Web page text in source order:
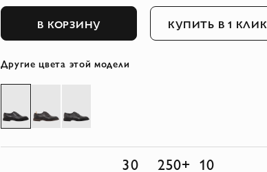
В КОРЗИНУ КУПИТЬ В 1 КЛИК
Другие цвета этой модели
30 250+ 10